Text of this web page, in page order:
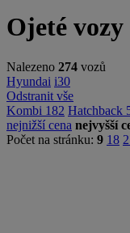
Ojeté
Nalezeno 274 vozů
Hyundai i30
Odstranit vše
Kombi 182 Hatchback
nejnižší cena nejvyšší
Počet na stránku: 9 18